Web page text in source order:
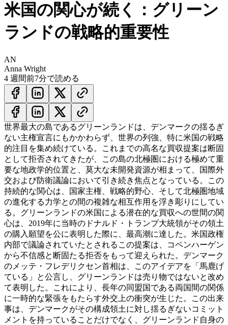
米国の関心が続く：グリーン
ランドの戦略的重要性
AN
Anna Wright
4 週間前7分で読める
世界最大の島であるグリーンランドは、デンマークの揺るぎ
ない主権宣言にもかかわらず、世界の列強、特に米国の戦略
的注目を集め続けている。これまでの高名な買収提案は断固
として拒否されてきたが、この島の北極圏における極めて重
要な地政学的位置と、莫大な未開発資源が相まって、国際外
交および防衛議論において引き続き焦点となっている。この
持続的な関心は、国家主権、戦略的野心、そして北極圏地域
の進化する力学との間の複雑な相互作用を浮き彫りにしてい
る。 グリーンランドの米国による潜在的な買収への世間の関
心は、2019年に当時のドナルド・トランプ大統領がその領土
の購入願望を公に表明した際に、最高潮に達した。米国政権
内部で議論されていたとされるこの提案は、コペンハーゲン
から不信感と断固たる拒否をもって迎えられた。デンマーク
のメッテ・フレデリクセン首相は、このアイデアを「馬鹿げ
ている」と公言し、グリーンランドは売り物ではないと改め
て表明した。これにより、長年の同盟国である両国間の関係
に一時的な緊張をもたらす外交上の衝突が生じた。この出来
事は、デンマークがその構成領土に対し揺るぎないコミット
メントを持っていることだけでなく、グリーンランド自身の